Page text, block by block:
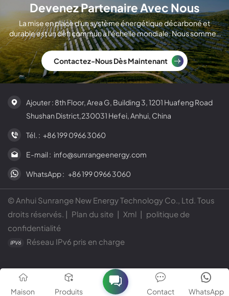
Devenez Partenaire Avec Nous
La mise en place d'un système énergétique décarboné et
durable est un défi commun à l'échelle mondiale. Nous sommes
un fabricant international de modules solaires.
Contactez-Nous Dès Maintenant
Ajouter : 8th Floor, Area G, Building 3, 1201 Huafeng Road
Shushan District,230031 Hefei, Anhui, China
Tél. : +86 199 0966 3060
E-mail : info@sunrangeenergy.com
WhatsApp : +86 199 0966 3060
© Anhui Sunrange New Energy Technology Co., Ltd. Tous
droits réservés. | Plan du site | Xml | politique de
confidentialité
Réseau IPv6 pris en charge
Maison Produits WhatsApp
Contact